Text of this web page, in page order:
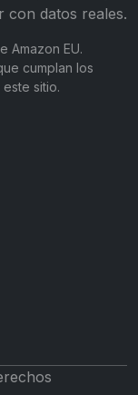
con datos reales.
Amazon EU.
cumplan los
sitio.